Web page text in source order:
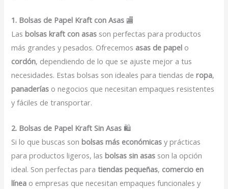
1. Bolsas de Papel Kraft con Asas 🏬
Lasbolsas kraft con asas son perfectas para productos
más grandes y pesados. Ofrecemos asas de papel o
cordón, dependiendo de lo que se ajuste mejor a tus
necesidades. Estas bolsas son ideales para tiendas deropa,
panaderías o negocios que necesitan empaques resistentes
y fáciles de transportar.
2. Bolsas de Papel Kraft Sin Asas 🛍️
Si lo que buscas sonbolsas más económicas y prácticas
para productos ligeros, lasbolsas sin asas son la opción
ideal. Son perfectas paratiendas pequeñas, comercio en
línea o empresas que necesitan empaques funcionales y